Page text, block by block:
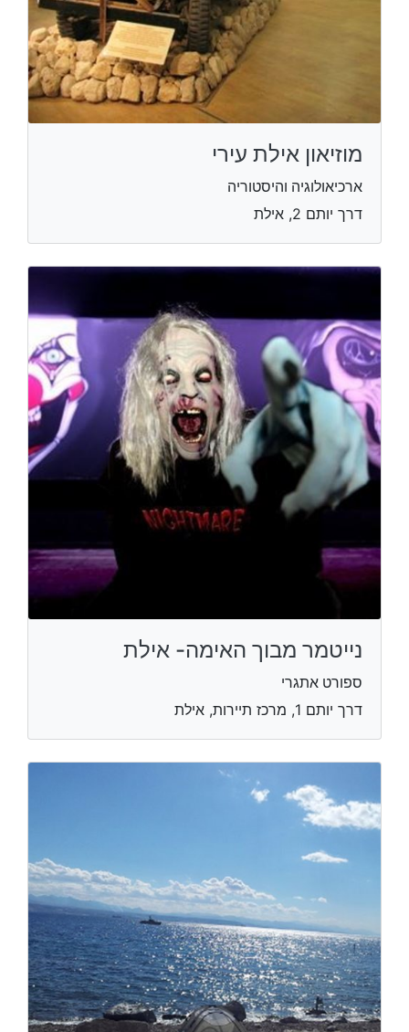
מוזיאון אילת עירי
ארכיאולוגיה והיסטוריה
דרך יותם 2, אילת
נייטמר מבוך האימה- אילת
ספורט אתגרי
דרך יותם 1, מרכז תיירות, אילת